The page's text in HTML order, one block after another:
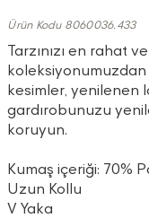
Ürün Kodu 8060036.433
Tarzınızı en rahat
koleksiyonumuzdan
kesimler, yenilenen
gardırobunuzu
koruyun.
Kumaş içeriği: 70%
Uzun Kollu
V Yaka